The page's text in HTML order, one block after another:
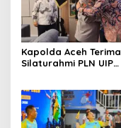
Kapolda Aceh Terima
Silaturahmi PLN UIP
Infrastruktur
Ketenagalistrikan